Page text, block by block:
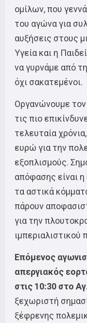
ομίλων, που
του αγώνα για
αυξήσεις στους
Υγεία και η
να γυρνάμε από
όχι σακατεμένοι.
Οργανώνουμε
τις πιο
τελευταία
ευρώ για την
εξοπλισμούς.
απόφασης είναι
τα αστικά
πάρουν
για την
ιμπεριαλιστικού
Επόμενος
απεργιακός
στις 10:30 στο
ξεχωριστή
ξέφρενης